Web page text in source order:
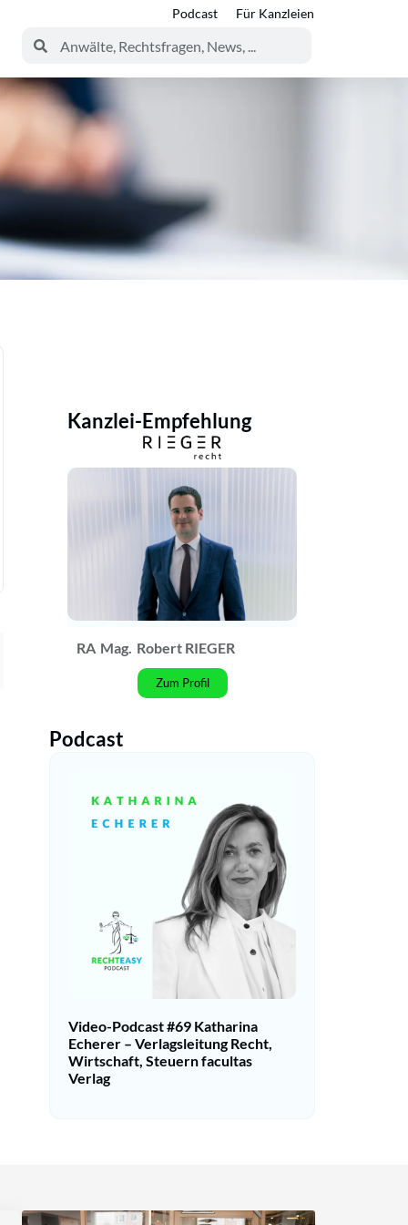
Podcast Für Kanzleien
Kanzlei-Empfehlung
RA Mag. Robert RIEGER
Zum Profil
Podcast
Video-Podcast #69 Katharina
Echerer – Verlagsleitung Recht,
Wirtschaft, Steuern facultas
Verlag